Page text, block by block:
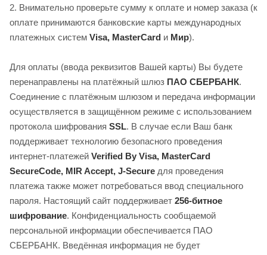
2. Внимательно проверьте сумму к оплате и номер заказа (к
оплате принимаются банковские карты международных
платежных систем Visa, MasterCard и Мир).
Для оплаты (ввода реквизитов Вашей карты) Вы будете
перенаправлены на платёжный шлюз ПАО СБЕРБАНК.
Соединение с платёжным шлюзом и передача информации
осуществляется в защищённом режиме с использованием
протокола шифрования SSL. В случае если Ваш банк
поддерживает технологию безопасного проведения
интернет-платежей Verified By Visa, MasterCard
SecureCode, MIR Accept, J-Secure для проведения
платежа также может потребоваться ввод специального
пароля. Настоящий сайт поддерживает 256-битное
шифрование. Конфиденциальность сообщаемой
персональной информации обеспечивается ПАО
СБЕРБАНК. Введённая информация не будет